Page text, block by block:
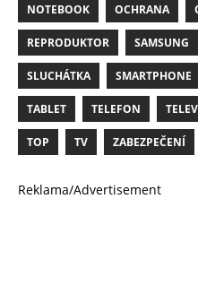
NOTEBOOK OCHRANA
REPRODUKTOR SAMSUNG
SLUCHÁTKA SMARTPHONE
TABLET TELEFON
TOP TV ZABEZPEČENÍ
Reklama/Advertisement